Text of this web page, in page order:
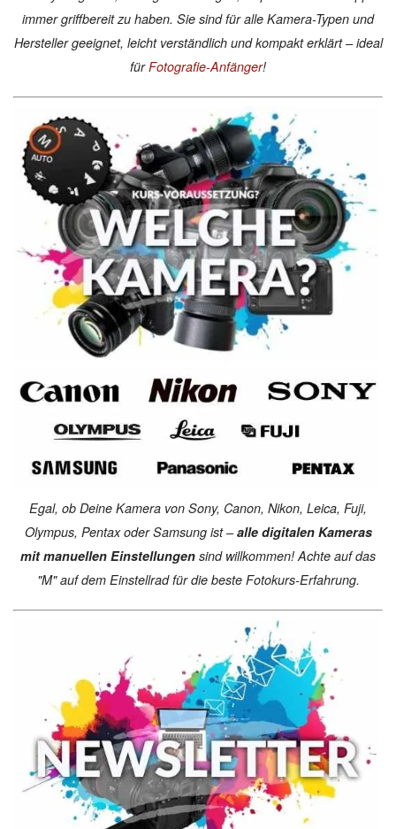
immer griffbereit zu haben. Sie sind für alle Kamera-Typen und
Hersteller geeignet, leicht verständlich und kompakt erklärt – ideal
fürFotografie-Anfänger!
Egal, ob Deine Kamera von Sony, Canon, Nikon, Leica, Fuji,
Olympus, Pentax oder Samsung ist –alle digitalen Kameras
mit manuellen Einstellungen sind willkommen! Achte auf das
"M" auf dem Einstellrad für die beste Fotokurs-Erfahrung.